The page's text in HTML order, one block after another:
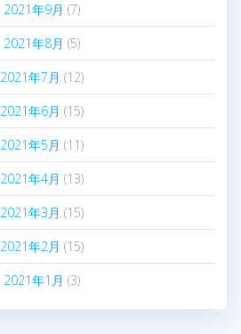
2021年9月 (7)
2021年8月 (5)
2021年7月 (12)
2021年6月 (15)
2021年5月 (11)
2021年4月 (13)
2021年3月 (15)
2021年2月 (15)
2021年1月 (3)